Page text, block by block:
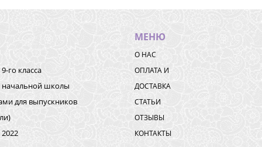
го класса
начальной школы
для выпускников
МЕНЮ
О НАС
ОПЛАТА И
ДОСТАВКА
СТАТЬИ
ОТЗЫВЫ
КОНТАКТЫ